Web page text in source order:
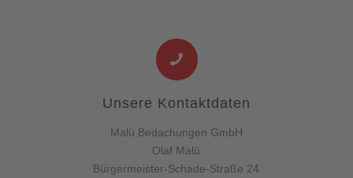
Unsere Kontaktdaten
Malü Bedachungen GmbH
Olaf Malü
Bürgermeister-Schade-Straße 24